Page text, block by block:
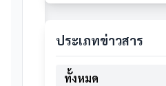
ประเภทข่าวสาร
ทั้งหมด